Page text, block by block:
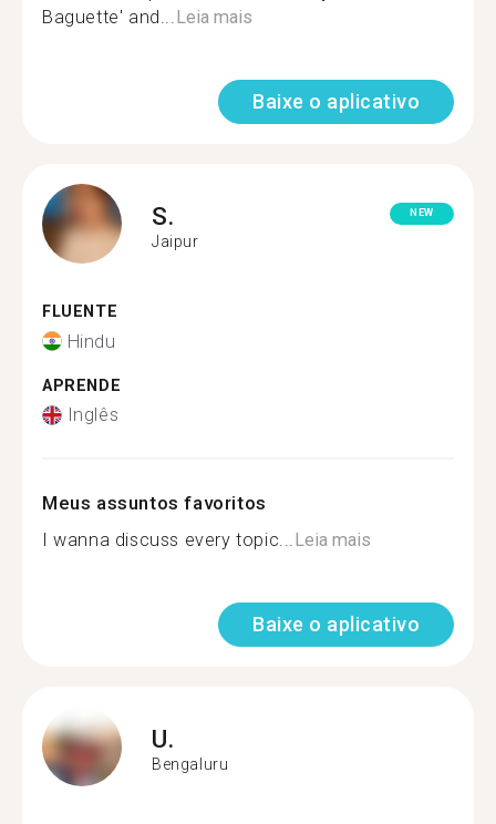
Baguette' and...Leia mais
Baixe o aplicativo
S.
Jaipur
NEW
FLUENTE
Hindu
APRENDE
Inglês
Meus assuntos favoritos
I wanna discuss every topic...Leia mais
Baixe o aplicativo
U.
Bengaluru